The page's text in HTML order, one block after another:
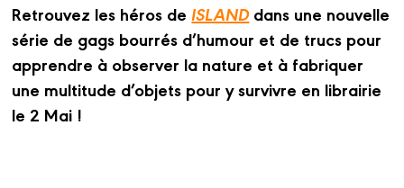
Retrouvez les héros deISLANDdans une nouvelle
série de gags bourrés d’humour et de trucs pour
apprendre à observer la nature et à fabriquer
une multitude d’objets pour y survivre en librairie
le 2 Mai !